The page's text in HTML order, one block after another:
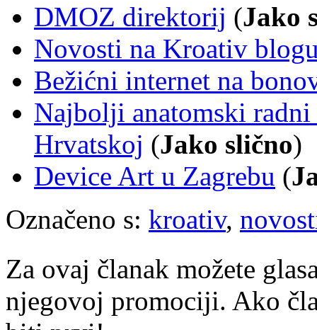
DMOZ direktorij (Jako
Novosti na Kroativ
Bežićni internet na
Najbolji anatomski
Hrvatskoj (Jako slično)
Device Art u Zagrebu (
Označeno s: kroativ,
Za ovaj članak možete
njegovoj promociji. Ako